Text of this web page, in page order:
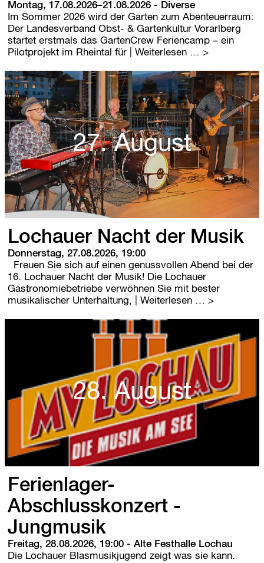
Montag, 17.08.2026–21.08.2026 - Diverse
Im Sommer 2026 wird der Garten zum Abenteuerraum:
Der Landesverband Obst- & Gartenkultur Vorarlberg
startet erstmals das GartenCrew Feriencamp – ein
Pilotprojekt im Rheintal für
| Weiterlesen … G
r
t
e
n
-
F
e
r
i
e
n
a
m
p
ü
r
8
J
ä
h
r
i
g
27. August
Lochauer Nacht der Musik
Donnerstag, 27.08.2026, 19:00
Freuen Sie sich auf einen genussvollen Abend bei der
16. Lochauer Nacht der Musik! Die Lochauer
Gastronomiebetriebe verwöhnen Sie mit bester
musikalischer Unterhaltung,
| Weiterlesen … L
a
e
r
N
a
e
28. August
Ferienlager-
Abschlusskonzert -
Jungmusik
Freitag, 28.08.2026, 19:00 - Alte Festhalle Lochau
Die Lochauer Blasmusikjugend zeigt was sie kann.